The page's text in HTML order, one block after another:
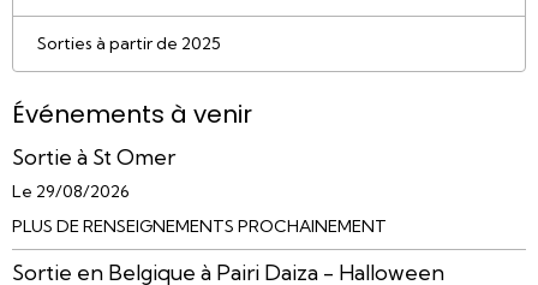
Sorties à partir de 2025
Événements à venir
Sortie à St Omer
Le 29/08/2026
PLUS DE RENSEIGNEMENTS PROCHAINEMENT
Sortie en Belgique à Pairi Daiza - Halloween